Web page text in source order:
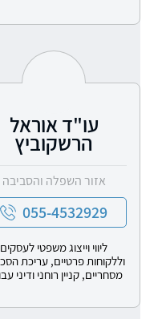
עו"ד אוראל
הרשקוביץ
אזור השפלה והסביבה
055-4532929
ליווי וייצוג משפטי לעסקים
וללקוחות פרטיים, עריכת
מסחריים, קניין רוחני ודיני